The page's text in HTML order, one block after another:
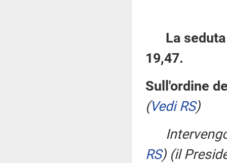
La
19,47.
Sull'ordine
(Vedi RS)
RS)(il